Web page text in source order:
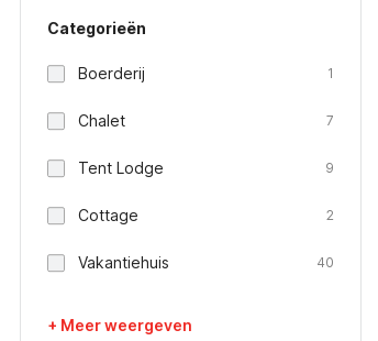
Categorieën
Boerderij 1
Chalet 7
Tent Lodge 9
Cottage 2
Vakantiehuis 40
+ Meer weergeven